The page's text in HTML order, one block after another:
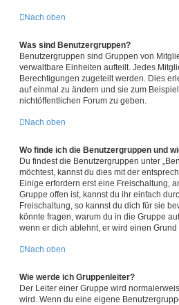
Nach oben
Was sind Benutzergruppen?
Benutzergruppen sind Gruppen von
verwaltbare Einheiten aufteilt. Jedes
Berechtigungen zugeteilt werden. Dies
auf einmal zu ändern und sie zum
nichtöffentlichen Forum zu geben.
Nach oben
Wo finde ich die Benutzergruppen und
Du findest die Benutzergruppen unter
möchtest, kannst du dies mit der
Einige erfordern erst eine Freischaltung,
Gruppe offen ist, kannst du ihr einfach
Freischaltung, so kannst du dich für sie
könnte fragen, warum du in die Gruppe
wenn er dich ablehnt, er wird einen Grund
Nach oben
Wie werde ich Gruppenleiter?
Der Leiter einer Gruppe wird
wird. Wenn du eine eigene